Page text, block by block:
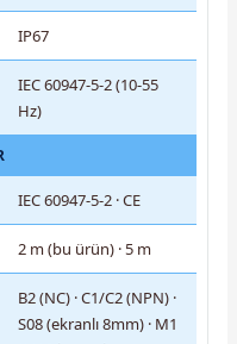
IP67
IEC 60947-5-2 (10-55
Hz)
IEC 60947-5-2 · CE
2 m (bu ürün) · 5 m
B2 (NC) · C1/C2 (NPN) ·
S08 (ekranlı 8mm) · M1